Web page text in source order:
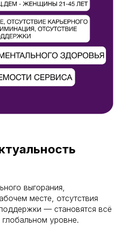
выгорания,
месте, отсутствия
— становятся всё
уровне.